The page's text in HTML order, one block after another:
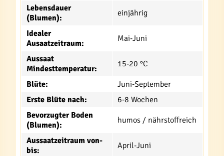
Lebensdauer
(Blumen):
einjährig
Idealer
Ausaatzeitraum:
Mai-Juni
Aussaat
Mindesttemperatur:
15-20 °C
Blüte:
Juni-September
Erste Blüte nach:
6-8 Wochen
Bevorzugter Boden
(Blumen):
humos / nährstoffreich
Aussaatzeitraum von-
bis:
April-Juni